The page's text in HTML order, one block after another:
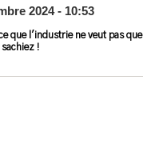
2024 - 10:53
que l'industrie ne veut pas que
sachiez !